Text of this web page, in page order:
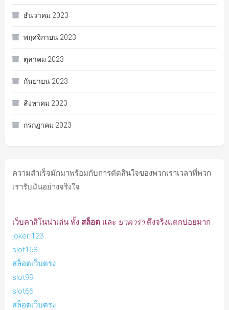
ธันวาคม 2023
พฤศจิกายน 2023
ตุลาคม 2023
กันยายน 2023
สิงหาคม 2023
กรกฎาคม 2023
ความสำเร็จมักมาพร้อมกับการตัดสินใจของพวกเราเวลาที่พวก
เรารับมันอย่างจริงใจ
เว็บคาสิโนน่าเล่น ทั้ง สล็อตและ บาคาร่าตึงจริงแตกบ่อยมาก
joker 123
slot168
สล็อตเว็บตรง
slot99
slot66
สล็อตเว็บตรง